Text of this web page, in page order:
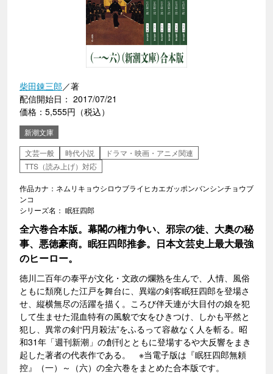
柴田錬三郎／著
配信開始日： 2017/07/21
価格：5,555円（税込）
新潮文庫
文芸一般
時代小説
ドラマ・映画・アニメ関連
TTS（読み上げ）対応
作品カナ：ネムリキョウシロウブライヒカエガッポンバンシンチョウブ
ンコ
シリーズ名： 眠狂四郎
全六巻合本版。幕閣の権力争い、邪宗の徒、大奥の秘
事、悪徳豪商。眠狂四郎推参。日本文芸史上最大最強
のヒーロー。
徳川二百年の泰平が文化・文政の爛熟を生んで、人情、風俗
ともに頽廃した江戸を舞台に、異端の剣客眠狂四郎を登場さ
せ、縦横無尽の活躍を描く。ころび伴天連が大目付の娘を犯
して生ませた混血特有の風貌で女をひきつけ、しかも平然と
犯し、異常の剣“円月殺法”をふるって容赦なく人を斬る。昭
和31年「週刊新潮」の創刊とともに登場するや大反響をまき
起した著者の代表作である。 ※当電子版は『眠狂四郎無頼
控』（一）～（六）の全六巻をまとめた合本版です。